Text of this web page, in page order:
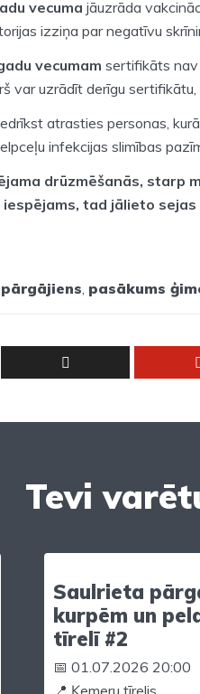
vecuma jāuzrāda
izziņa par negatīvu
vecumam sertifikāts nav
var uzrādīt derīgu
atrasties personas,
infekcijas slimības
drūzmēšanās, starp
tad jālieto sejas
pārgājiens, pasākums
Tevi
Saulrieta
kurpēm un
tīrelī #2
📅 01.07.2026 20:00
📍 Ķemeru tīrelis